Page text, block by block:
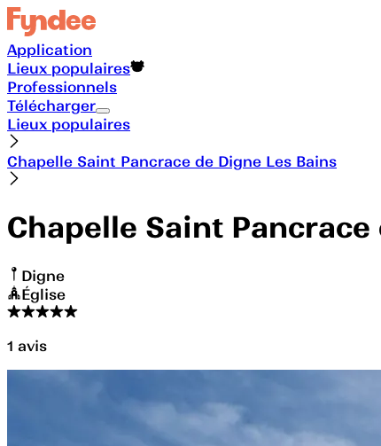
Application
Lieux populaires
Professionnels
Télécharger
Lieux populaires
Chapelle Saint Pancrace de Digne Les Bains
Chapelle Saint
Digne
Église
1 avis